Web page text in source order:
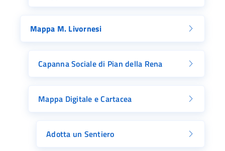
Mappa M. Livornesi
Capanna Sociale di Pian della Rena
Mappa Digitale e Cartacea
Adotta un Sentiero